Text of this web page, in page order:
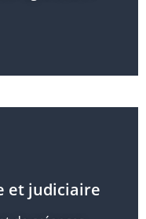
et judiciaire